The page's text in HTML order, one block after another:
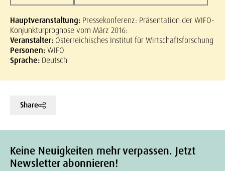
Hauptveranstaltung: Pressekonferenz: Präsentation der WIFO-
Konjunkturprognose vom März 2016:
Veranstalter: Österreichisches Institut für Wirtschaftsforschung
Personen:WIFO
Sprache: Deutsch
Share
Keine Neuigkeiten mehr verpassen. Jetzt
Newsletter abonnieren!